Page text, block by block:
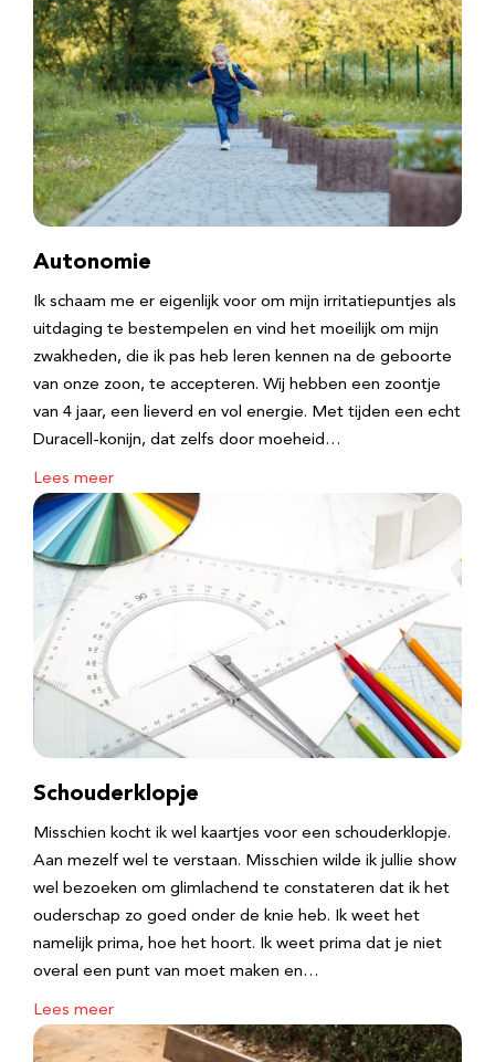
Autonomie
Ik schaam me er eigenlijk voor om mijn irritatiepuntjes als
uitdaging te bestempelen en vind het moeilijk om mijn
zwakheden, die ik pas heb leren kennen na de geboorte
van onze zoon, te accepteren. Wij hebben een zoontje
van 4 jaar, een lieverd en vol energie. Met tijden een echt
Duracell-konijn, dat zelfs door moeheid…
Lees meer
Schouderklopje
Misschien kocht ik wel kaartjes voor een schouderklopje.
Aan mezelf wel te verstaan. Misschien wilde ik jullie show
wel bezoeken om glimlachend te constateren dat ik het
ouderschap zo goed onder de knie heb. Ik weet het
namelijk prima, hoe het hoort. Ik weet prima dat je niet
overal een punt van moet maken en…
Lees meer